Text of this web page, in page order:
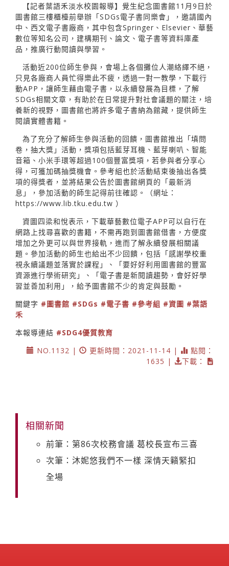
【記者葉語禾淡水校園報導】覺生紀念圖書館11月9日於
圖書館三樓櫃檯前舉辦「SDGs電子書同樂會」，邀請國內
中、西文電子書廠商，其中包含Springer、Elsevier、華藝
數位等知名公司，建構期刊、論文、電子書等資料庫產
品，推廣行動閱讀與學習。
活動近200位師生參與，會場上各個攤位人潮絡繹不絕，
只見各廠商人員忙得樂此不疲，透過一對一教學，下載行
動APP，讓師生藉由電子書，以永續發展為目標，了解
SDGs相關文章，有助於在日常提升對社會議題的關注，培
養新的視野，圖書館也將許多電子書納為館藏，提供師生
閱讀實體書籍。
為了充分了解師生參與活動的回饋，圖書館推出「填問
卷，抽大獎」活動，獎項包括藍芽耳機、藍芽喇叭、智能
音箱、小米手環等超過100個豐富獎項，若參與者分享心
得，可獲加碼抽獎機會。參考組也於活動結束後抽出各獎
項的得獎者，並將結果公告於圖書館網頁的「最新消
息」，參加活動的師生記得前往確認。（網址：
https://www.lib.tku.edu.tw ）
資圖四梁和悅表示，下載華藝數位電子APP可以自行在
網路上找尋喜歡的書籍，不需再跑到圖書館借書，方便度
增加之外更可以與世界接軌，進而了解永續發展相關議
題。參加活動的師生也給出不少回饋，包括「感謝學校重
視永續議題並落實於課程」、「要好好利用圖書館的豐富
資源進行學術研究」、「電子書是新閱讀趨勢，會好好學
習並善加利用」，給予圖書館不少的肯定與鼓勵。
關鍵字 #圖書館 #SDGs #電子書 #參考組 #資圖 #葉語
禾
本報導連結 #SDG4優質教育
NO.1132 |
更新時間：2021-11-14 |
點閱：
1635 |
下載：
相關新聞
前筆：第86次校務會議 葛校長宣布三喜
次筆：沐妮悠我們不一樣 深情天籟緊扣
全場